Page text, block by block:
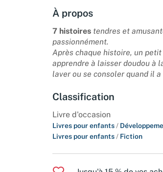
À propos
7 histoires tendres et
passionnément.
Après chaque histoire, un
apprendre à laisser doudou à
laver ou se consoler quand il
Classification
Livre d'occasion
Livres pour enfants /
Livres pour enfants / Fiction